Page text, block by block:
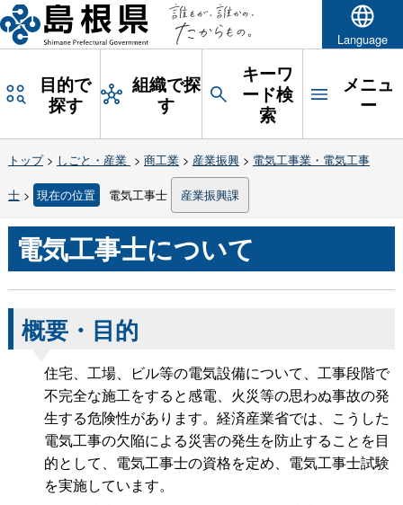
Language
目的で
探す
組織で探
す
キーワ
ード検
索
メニュ
ー
トップ> しごと・産業 > 商工業> 産業振興> 電気工事業・電気工事
士> 現在の位置 電気工事士 産業振興課
電気工事士について
概要・目的
住宅、工場、ビル等の電気設備について、工事段階で
不完全な施工をすると感電、火災等の思わぬ事故の発
生する危険性があります。経済産業省では、こうした
電気工事の欠陥による災害の発生を防止することを目
的として、電気工事士の資格を定め、電気工事士試験
を実施しています。